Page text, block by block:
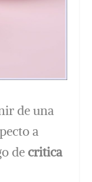
de una
a
de critica